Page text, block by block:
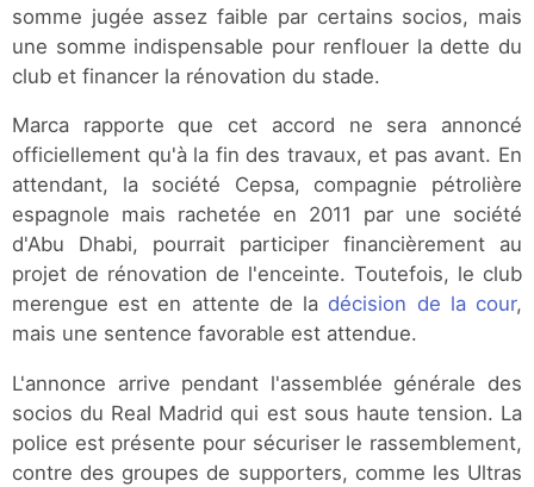
somme jugée assez faible par certains socios, mais
une somme indispensable pour renflouer la dette du
club et financer la rénovation du stade.
Marca rapporte que cet accord ne sera annoncé
officiellement qu'à la fin des travaux, et pas avant. En
attendant, la société Cepsa, compagnie pétrolière
espagnole mais rachetée en 2011 par une société
d'Abu Dhabi, pourrait participer financièrement au
projet de rénovation de l'enceinte. Toutefois, le club
merengue est en attente de la décision de la cour,
mais une sentence favorable est attendue.
L'annonce arrive pendant l'assemblée générale des
socios du Real Madrid qui est sous haute tension. La
police est présente pour sécuriser le rassemblement,
contre des groupes de supporters, comme les Ultras